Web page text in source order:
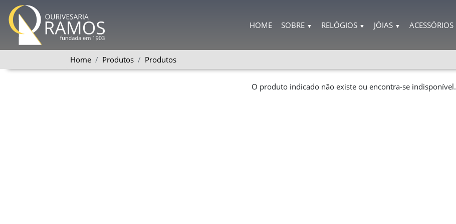
HOME SOBRE ▼ RELÓGIOS ▼ JÓIAS ▼ ACESSÓRIOS
Home Produtos Produtos
O produto indicado não existe ou encontra-se indisponível.